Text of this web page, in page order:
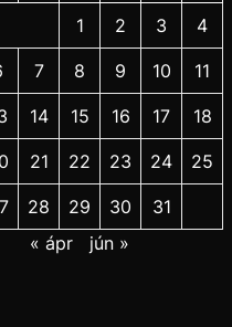
1
2 3 4
7 8 9 10 11
14 15 16 17 18
21 22 23 24 25
28 29 30
31
« ápr
jún »